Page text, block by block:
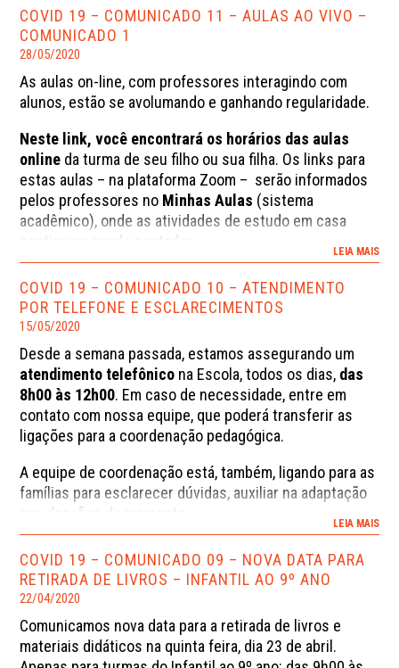
criamos, noMinhas Aulas (sistema ACADÊMICO),
um quadro de avisos onde você encontrará
ocalendário das aulas;
comunicados sobre as nossas atividades;
neste link, você também encontrará os horários
das aulas onlineda turma de seu filho ou sua filha;
os links das aulas são comunicadas pelos
professores no Minhas Aulas;
as atividades solicitadas pelos professores
no Minhas Aulas continuam, com a sua
sequência, materiais para estudo, tarefas ou provas;.
COVID 19 – COMUNICADO 11 – AULAS AO VIVO –
COMUNICADO 1
28/05/2020
As aulas on-line, com professores interagindo com
alunos, estão se avolumando e ganhando regularidade.
Neste link, você encontrará os horários das aulas
online da turma de seu filho ou sua filha. Os links para
estas aulas – na plataforma Zoom – serão informados
pelos professores no Minhas Aulas (sistema
acadêmico), onde as atividades de estudo em casa
continuam sendo postadas.
Nossa equipe continua à sua disposição para
esclarece-los (atendimento telefônico, das 8h00 às
12h00, ou por e-mail).
LEIA MAIS
COVID 19 – COMUNICADO 10 – ATENDIMENTO
POR TELEFONE E ESCLARECIMENTOS
15/05/2020
Desde a semana passada, estamos assegurando um
atendimento telefônico na Escola, todos os dias, das
8h00 às 12h00. Em caso de necessidade, entre em
contato com nossa equipe, que poderá transferir as
ligações para a coordenação pedagógica.
A equipe de coordenação está, também, ligando para as
famílias para esclarecer dúvidas, auxiliar na adaptação
aos desafios do momento.
Como a maioria dos pais, vocês devem ter dúvidas a
respeito dos estudos em casa, do calendário escolar,
da avaliação dos alunos, etc. Neste link – para
documento detalhadocom informações básicas sobre
estes assuntos.
LEIA MAIS
COVID 19 – COMUNICADO 09 – NOVA DATA PARA
RETIRADA DE LIVROS – INFANTIL AO 9º ANO
22/04/2020
Comunicamos nova data para a retirada de livros e
materiais didáticos na quinta feira, dia 23 de abril.